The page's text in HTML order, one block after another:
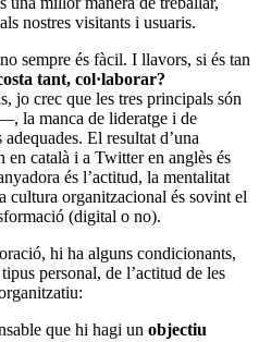
nostres visitants i usuaris.
sempre és fàcil. I llavors, si és tan
tant, col·laborar?
jo crec que les tres principals són
la manca de lideratge i de
El resultat d’una
català i a Twitter en anglès és
és l’actitud, la mentalitat
cultura organitzacional és sovint el
(digital o no).
hi ha alguns condicionants,
personal, de l’actitud de les
que hi hagi un objectiu